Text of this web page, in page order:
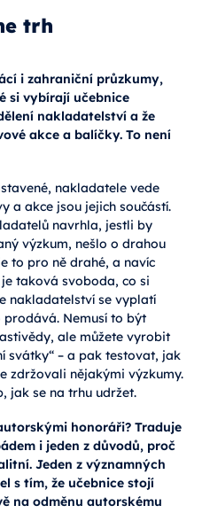
trh
i zahraniční průzkumy,
si vybírají učebnice
nakladatelství a že
akce a balíčky. To není
nakladatele vede
a akce jsou jejich součástí.
navrhla, jestli by
výzkum, nešlo o drahou
to pro ně drahé, a navíc
taková svoboda, co si
nakladatelství se vyplatí
prodává. Nemusí to být
ale můžete vyrobit
svátky“ – a pak testovat, jak
zdržovali nějakými výzkumy.
jak se na trhu udržet.
honoráři? Traduje
i jeden z důvodů, proč
Jeden z významných
s tím, že učebnice stojí
na odměnu autorskému